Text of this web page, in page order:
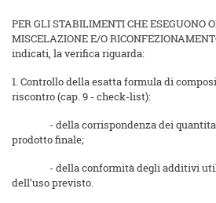
PER GLI STABILIMENTI CHE ESEGUONO
MISCELAZIONE E/O
indicati, la verifica riguarda:
1. Controllo della esatta formula di
riscontro (cap. 9 - check-list):
- della corrispondenza dei
prodotto finale;
- della conformità degli additivi
dell’uso previsto.